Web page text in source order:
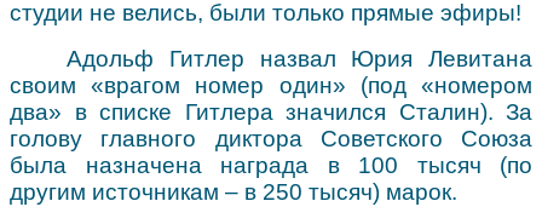
студии не велись, были только прямые эфиры!
Адольф Гитлер назвал Юрия Левитана
своим «врагом номер один» (под «номером
два» в списке Гитлера значился Сталин). За
голову главного диктора Советского Союза
была назначена награда в 100 тысяч (по
другим источникам – в 250 тысяч) марок.